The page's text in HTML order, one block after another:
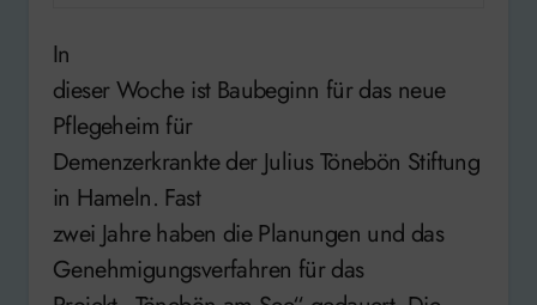
In
dieser Woche ist Baubeginn für das neue
Pflegeheim für
Demenzerkrankte der Julius Tönebön Stiftung
in Hameln. Fast
zwei Jahre haben die Planungen und das
Genehmigungsverfahren für das